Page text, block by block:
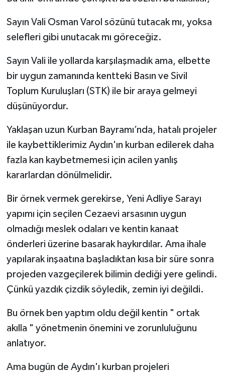
Sayın Vali Osman Varol sözünü tutacak mı, yoksa
selefleri gibi unutacak mı göreceğiz.
Sayın Vali ile yollarda karşılaşmadık ama, elbette
bir uygun zamanında kentteki Basın ve Sivil
Toplum Kuruluşları (STK) ile bir araya gelmeyi
düşünüyordur.
Yaklaşan uzun Kurban Bayramı’nda, hatalı projeler
ile kaybettiklerimiz Aydın'ın kurban edilerek daha
fazla kan kaybetmemesi için acilen yanlış
kararlardan dönülmelidir.
Bir örnek vermek gerekirse, Yeni Adliye Sarayı
yapımı için seçilen Cezaevi arsasının uygun
olmadığı meslek odaları ve kentin kanaat
önderleri üzerine basarak haykırdılar. Ama ihale
yapılarak inşaatına başladıktan kısa bir süre sonra
projeden vazgeçilerek bilimin dediği yere gelindi.
Çünkü yazdık çizdik söyledik, zemin iyi değildi.
Bu örnek ben yaptım oldu değil kentin " ortak
akılla " yönetmenin önemini ve zorunluluğunu
anlatıyor.
Ama bugün de Aydın'ı kurban projeleri